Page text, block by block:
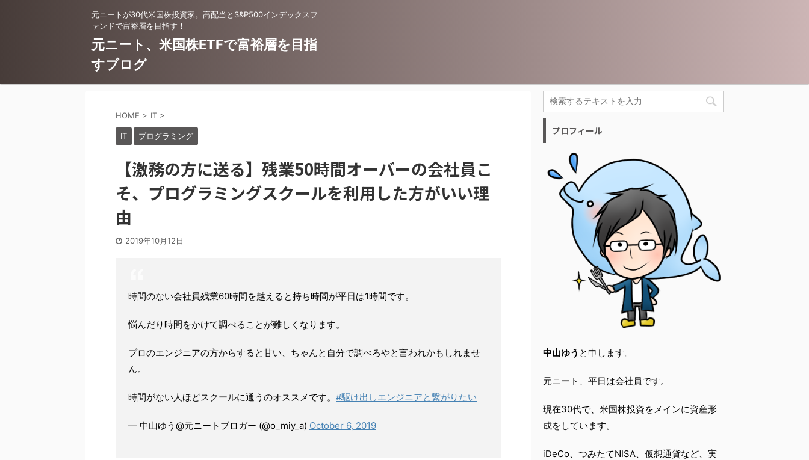
元ニートが30代米国株投資家。高配当とS&P500インデックスフ
ァンドで富裕層を目指す！
元ニート、米国株ETFで富裕層を目指
すブログ
HOME > IT >
IT プログラミング
【激務の方に送る】残業50時間オーバーの会社員こ
そ、プログラミングスクールを利用した方がいい理
由
2019年10月12日
時間のない会社員残業60時間を越えると持ち時間が平日は1時間です。
悩んだり時間をかけて調べることが難しくなります。
プロのエンジニアの方からすると甘い、ちゃんと自分で調べろやと言われかもしれませ
ん。
時間がない人ほどスクールに通うのオススメです。 #駆け出しエンジニアと繋がりたい
— 中山ゆう@元ニートブロガー (@o_miy_a) October 6, 2019
プロフィール
中山ゆう と申します。
元ニート、平日は会社員です。
現在30代で、米国株投資をメインに資産形
成をしています。
iDeCo、つみたてNISA、仮想通貨など、実